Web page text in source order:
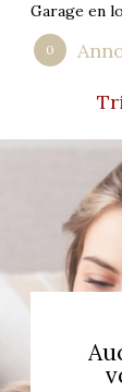
Garage en
0